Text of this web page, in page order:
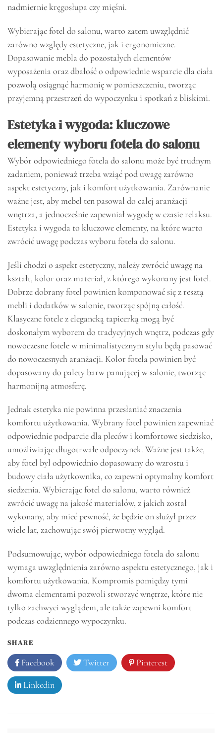
nadmiernie kręgosłupa czy mięśni.
Wybierając fotel do salonu, warto zatem uwzględnić
zarówno względy estetyczne, jak i ergonomiczne.
Dopasowanie mebla do pozostałych elementów
wyposażenia oraz dbałość o odpowiednie wsparcie dla ciała
pozwolą osiągnąć harmonię w pomieszczeniu, tworząc
przyjemną przestrzeń do wypoczynku i spotkań z bliskimi.
Estetyka i wygoda: kluczowe
elementy wyboru fotela do salonu
Wybór odpowiedniego fotela do salonu może być trudnym
zadaniem, ponieważ trzeba wziąć pod uwagę zarówno
aspekt estetyczny, jak i komfort użytkowania. Zarównanie
ważne jest, aby mebel ten pasował do całej aranżacji
wnętrza, a jednocześnie zapewniał wygodę w czasie relaksu.
Estetyka i wygoda to kluczowe elementy, na które warto
zwrócić uwagę podczas wyboru fotela do salonu.
Jeśli chodzi o aspekt estetyczny, należy zwrócić uwagę na
kształt, kolor oraz materiał, z którego wykonany jest fotel.
Dobrze dobrany fotel powinien komponować się z resztą
mebli i dodatków w salonie, tworząc spójną całość.
Klasyczne fotele z elegancką tapicerką mogą być
doskonałym wyborem do tradycyjnych wnętrz, podczas gdy
nowoczesne fotele w minimalistycznym stylu będą pasować
do nowoczesnych aranżacji. Kolor fotela powinien być
dopasowany do palety barw panującej w salonie, tworząc
harmonijną atmosferę.
Jednak estetyka nie powinna przesłaniać znaczenia
komfortu użytkowania. Wybrany fotel powinien zapewniać
odpowiednie podparcie dla pleców i komfortowe siedzisko,
umożliwiając długotrwałe odpoczynek. Ważne jest także,
aby fotel był odpowiednio dopasowany do wzrostu i
budowy ciała użytkownika, co zapewni optymalny komfort
siedzenia. Wybierając fotel do salonu, warto również
zwrócić uwagę na jakość materiałów, z jakich został
wykonany, aby mieć pewność, że będzie on służył przez
wiele lat, zachowując swój pierwotny wygląd.
Podsumowując, wybór odpowiedniego fotela do salonu
wymaga uwzględnienia zarówno aspektu estetycznego, jak i
komfortu użytkowania. Kompromis pomiędzy tymi
dwoma elementami pozwoli stworzyć wnętrze, które nie
tylko zachwyci wyglądem, ale także zapewni komfort
podczas codziennego wypoczynku.
SHARE
Facebook Twitter Pinterest
Linkedin